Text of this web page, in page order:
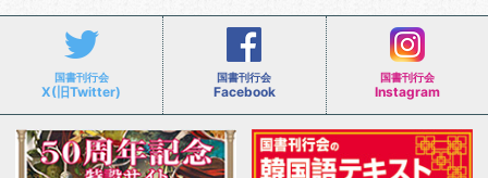
国書刊行会
X(旧Twitter)
国書刊行会
Facebook
国書刊行会
Instagram